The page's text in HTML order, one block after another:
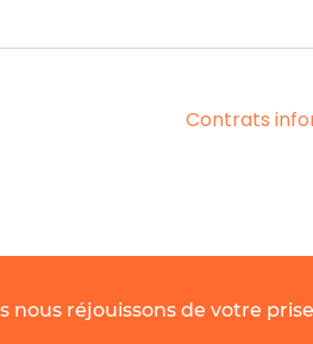
Contrats
nous réjouissons de votre